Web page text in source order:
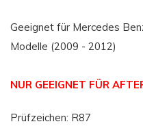
Geeignet für Mercedes
Modelle (2009 - 2012)
NUR GEEIGNET FÜR
Prüfzeichen: R87